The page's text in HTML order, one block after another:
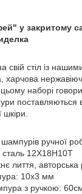
у закритому
свій стіл із
наборі
поставляються
шкіри.
ручної
сталь 12Х18Н10Т
лиття,
10х3 мм
з ручкою: